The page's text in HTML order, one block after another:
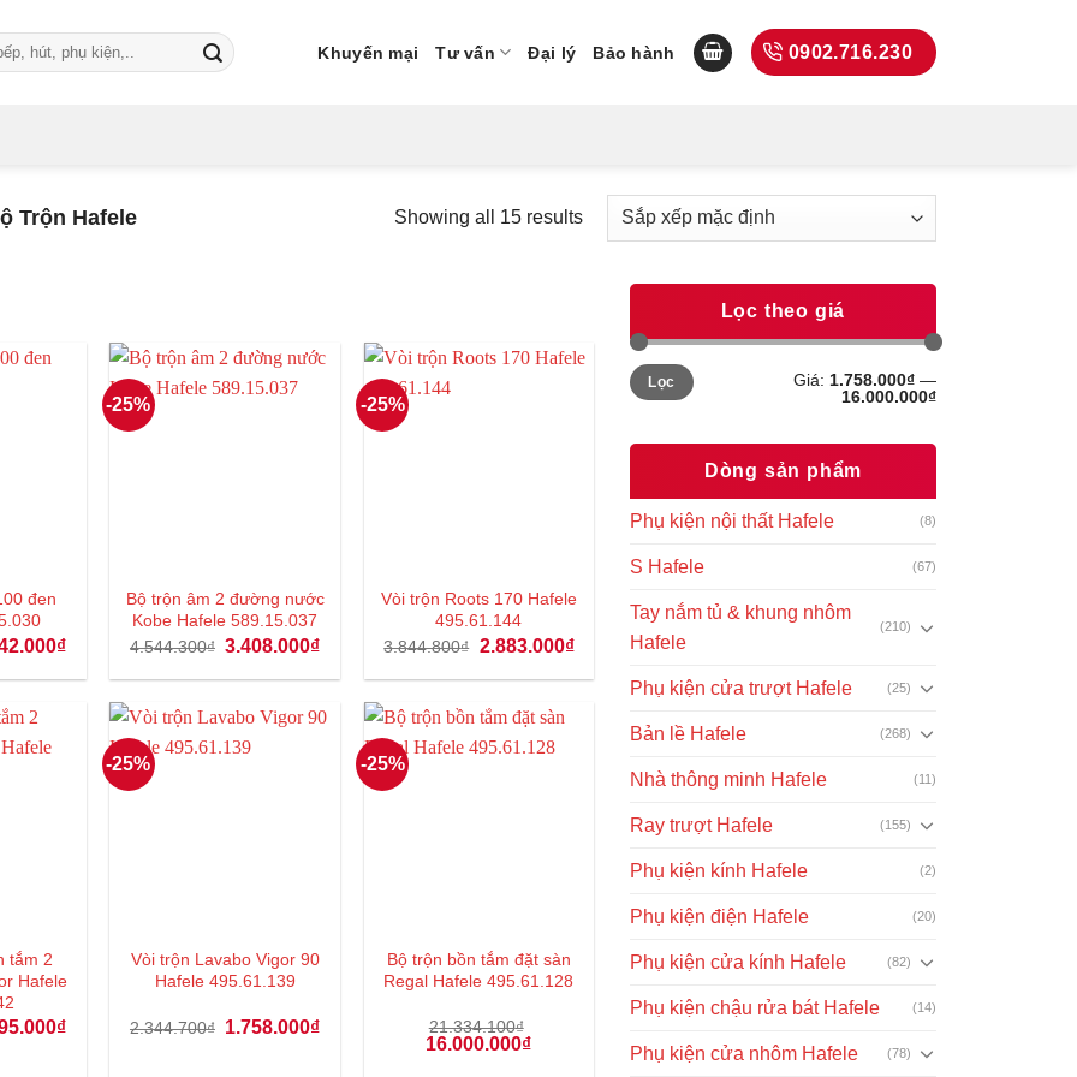
Khuyến mại Tư vấn Đại lý Bảo hành 0902.716.230
Trộn Hafele Showing all 15 results
đen
₫Giá
tại
2.842.000₫.
-25%
Bộ trộn âm 2 đường nước
Kobe Hafele 589.15.037
4.544.300₫ Giá
là:
3.408.000₫Giá
tại
3.408.000₫.
-25%
Vòi trộn Roots 170 Hafele
495.61.144
3.844.800₫ Giá
là:
2.883.000₫Giá
tại
tắm 2
Hafele
₫Giá
-25%
Vòi trộn Lavabo Vigor 90
Hafele 495.61.139
2.344.700₫ Giá
1.758.000₫Giá
-25%
Bộ trộn bồn tắm đặt sàn
Regal Hafele 495.61.128
21.334.100₫
Giá
16.000.000₫Giá
Lọc theo giá
Giá
tối
thiểu
Giá
tối
đa
Lọc Giá: 1.758.000₫ —
16.000.000₫
Dòng sản phẩm
Phụ kiện nội thất Hafele (8)
S Hafele (67)
Tay nắm tủ & khung nhôm
Hafele
(210)
Phụ kiện cửa trượt Hafele (25)
Bản lề Hafele (268)
Nhà thông minh Hafele (11)
Ray trượt Hafele (155)
Phụ kiện kính Hafele (2)
Phụ kiện điện Hafele (20)
Phụ kiện cửa kính Hafele (82)
Phụ kiện chậu rửa bát Hafele (14)
Phụ kiện cửa nhôm Hafele (78)